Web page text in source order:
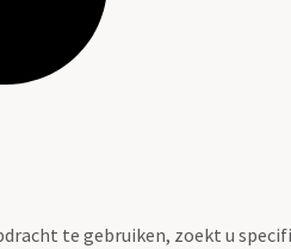
te gebruiken, zoekt u